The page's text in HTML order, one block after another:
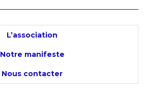
L’association
Notre manifeste
Nous contacter